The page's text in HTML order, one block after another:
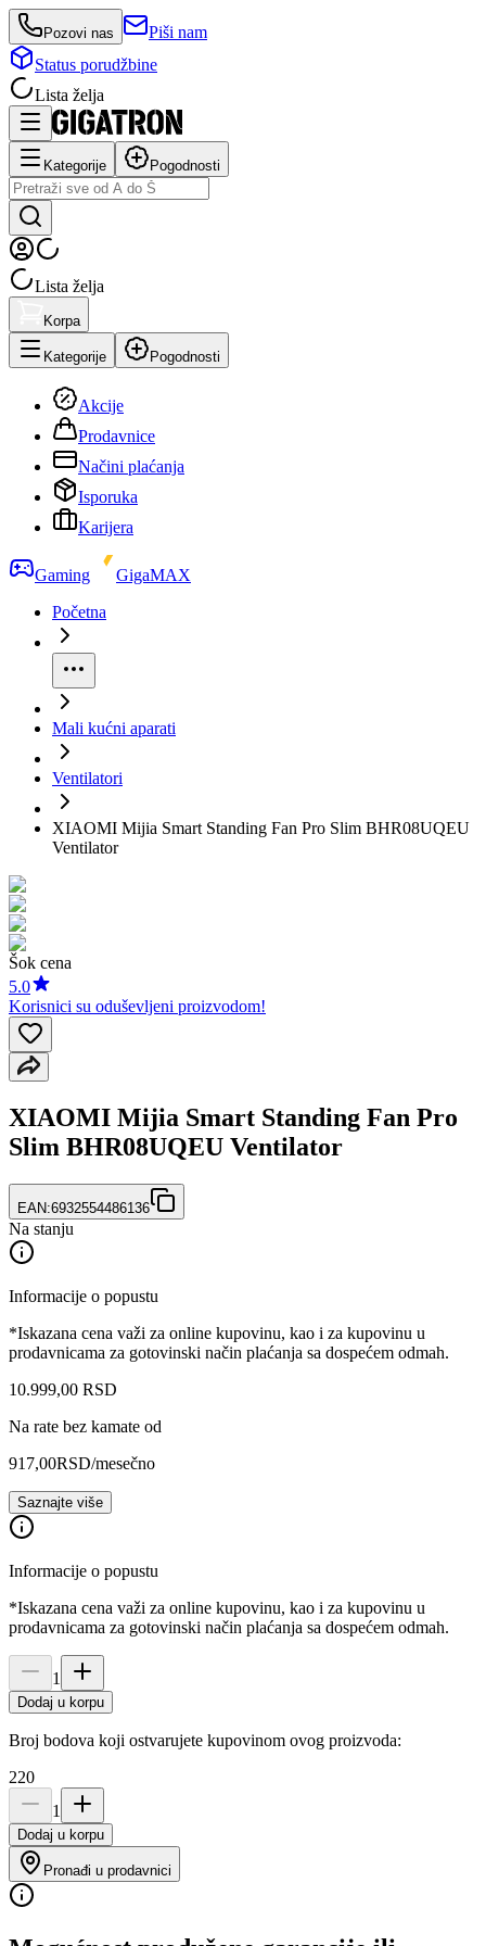
Pozovi nas
Piši nam
Status porudžbine
Lista želja
Kategorije Pogodnosti
Lista želja
Korpa
Kategorije Pogodnosti
Akcije
Prodavnice
Načini plaćanja
Isporuka
Karijera
Gaming
GigaMAX
Početna
Mali kućni aparati
Ventilatori
XIAOMI Mijia Smart Standing Fan Pro Slim BHR08UQEU
Ventilator
Šok cena
5.0
Korisnici su oduševljeni proizvodom!
XIAOMI Mijia Smart Standing Fan Pro
Slim BHR08UQEU Ventilator
EAN:6932554486136
Na stanju
Informacije o popustu
*Iskazana cena važi za online kupovinu, kao i za kupovinu u
prodavnicama za gotovinski način plaćanja sa dospećem odmah.
10.999,00 RSD
Na rate bez kamate od
917,00RSD/mesečno
Saznajte više
Informacije o popustu
*Iskazana cena važi za online kupovinu, kao i za kupovinu u
prodavnicama za gotovinski način plaćanja sa dospećem odmah.
1
Dodaj u korpu
Broj bodova koji ostvarujete kupovinom ovog proizvoda:
220
1
Dodaj u korpu
Pronađi u prodavnici